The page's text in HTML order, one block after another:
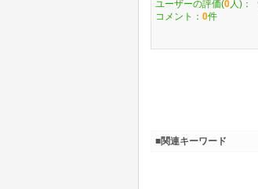
ユーザーの評価(0 人)：
コメント： 0件
■関連キーワード